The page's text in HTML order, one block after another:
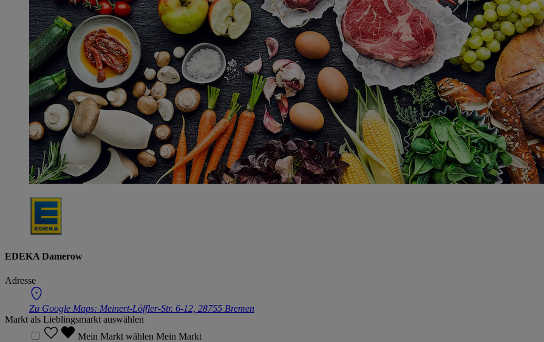
EDEKA Damerow
Adresse
Zu Google Maps: Meinert-Löffler-Str. 6-12, 28755 Bremen
Markt als Lieblingsmarkt auswählen
Mein Markt wählen Mein Markt